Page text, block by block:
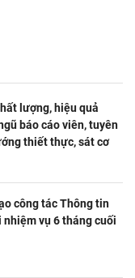
lượng, hiệu quả
báo cáo viên, tuyên
thiết thực, sát cơ
công tác Thông tin
vụ 6 tháng cuối